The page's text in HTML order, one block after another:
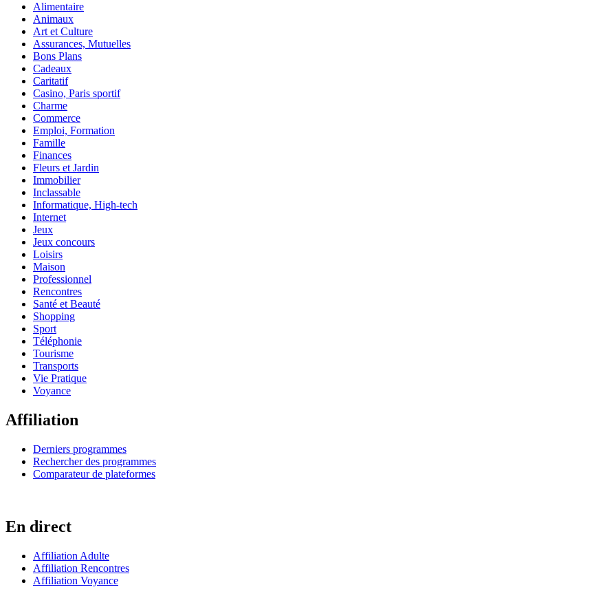
Alimentaire
Animaux
Art et Culture
Assurances, Mutuelles
Bons Plans
Cadeaux
Caritatif
Casino, Paris sportif
Charme
Commerce
Emploi, Formation
Famille
Finances
Fleurs et Jardin
Immobilier
Inclassable
Informatique, High-tech
Internet
Jeux
Jeux concours
Loisirs
Maison
Professionnel
Rencontres
Santé et Beauté
Shopping
Sport
Téléphonie
Tourisme
Transports
Vie Pratique
Voyance
Affiliation
Derniers programmes
Rechercher des programmes
Comparateur de plateformes
En direct
Affiliation Adulte
Affiliation Rencontres
Affiliation Voyance